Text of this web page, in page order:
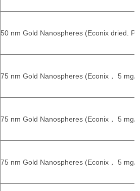
50 nm Gold Nanospheres (Econix dried.
75 nm Gold Nanospheres (Econix， 5 mg/
75 nm Gold Nanospheres (Econix， 5 mg/
75 nm Gold Nanospheres (Econix， 5 mg/